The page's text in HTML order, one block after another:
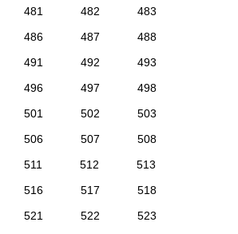
481 482
483
486 487
488
491 492
493
496 497
498
501 502
503
506 507
508
511 512
513
516 517
518
521 522
523